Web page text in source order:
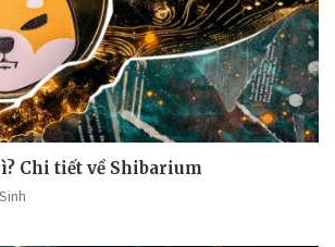
Chi tiết về Shibarium